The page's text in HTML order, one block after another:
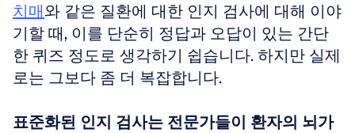
치매와 같은 질환에 대한 인지 검사에 대해 이야
기할 때, 이를 단순히 정답과 오답이 있는 간단
한 퀴즈 정도로 생각하기 쉽습니다. 하지만 실제
로는 그보다 좀 더 복잡합니다.
표준화된 인지 검사는 전문가들이 환자의 뇌가